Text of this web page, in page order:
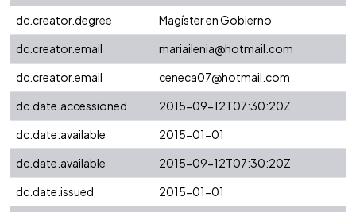
dc.creator.degree
Magíster en Gobierno
dc.creator.email
mariailenia@hotmail.com
dc.creator.email
ceneca07@hotmail.com
dc.date.accessioned
2015-09-12T07:30:20Z
dc.date.available
2015-01-01
dc.date.available
2015-09-12T07:30:20Z
dc.date.issued
2015-01-01